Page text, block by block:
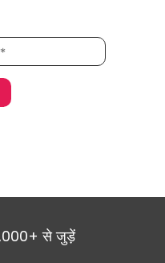
से जुड़ें